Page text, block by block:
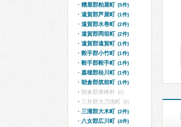
糟屋郡粕屋町 (5件)
遠賀郡芦屋町 (1件)
遠賀郡水巻町 (2件)
遠賀郡岡垣町 (2件)
遠賀郡遠賀町 (1件)
鞍手郡小竹町 (1件)
鞍手郡鞍手町 (1件)
嘉穂郡桂川町 (1件)
朝倉郡筑前町 (1件)
朝倉郡東峰村 (0)
三井郡大刀洗町 (0)
三潴郡大木町 (2件)
八女郡広川町 (4件)